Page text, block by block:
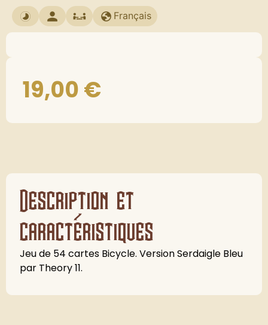
Français
19,00€
Description et
caractéristiques
Jeu de 54 cartes Bicycle. Version Serdaigle Bleu
par Theory 11.